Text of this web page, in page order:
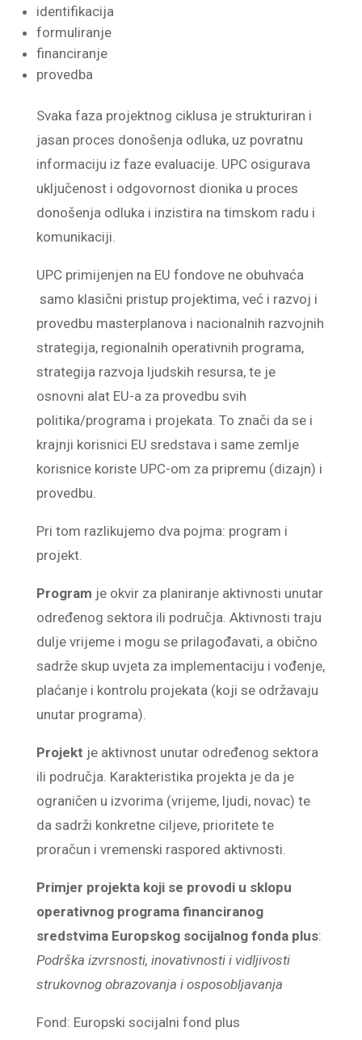
identifikacija
formuliranje
financiranje
provedba
Svaka faza projektnog ciklusa je strukturiran i
jasan proces donošenja odluka, uz povratnu
informaciju iz faze evaluacije. UPC osigurava
uključenost i odgovornost dionika u proces
donošenja odluka i inzistira na timskom radu i
komunikaciji.
UPC primijenjen na EU fondove ne obuhvaća
samo klasični pristup projektima, već i razvoj i
provedbu masterplanova i nacionalnih razvojnih
strategija, regionalnih operativnih programa,
strategija razvoja ljudskih resursa, te je
osnovni alat EU-a za provedbu svih
politika/programa i projekata. To znači da se i
krajnji korisnici EU sredstava i same zemlje
korisnice koriste UPC-om za pripremu (dizajn) i
provedbu.
Pri tom razlikujemo dva pojma: program i
projekt.
Program je okvir za planiranje aktivnosti unutar
određenog sektora ili područja. Aktivnosti traju
dulje vrijeme i mogu se prilagođavati, a obično
sadrže skup uvjeta za implementaciju i vođenje,
plaćanje i kontrolu projekata (koji se održavaju
unutar programa).
Projekt je aktivnost unutar određenog sektora
ili područja. Karakteristika projekta je da je
ograničen u izvorima (vrijeme, ljudi, novac) te
da sadrži konkretne ciljeve, prioritete te
proračun i vremenski raspored aktivnosti.
Primjer projekta koji se provodi u sklopu
operativnog programa financiranog
sredstvima Europskog socijalnog fonda plus:
Podrška izvrsnosti, inovativnosti i vidljivosti
strukovnog obrazovanja i osposobljavanja
Fond: Europski socijalni fond plus